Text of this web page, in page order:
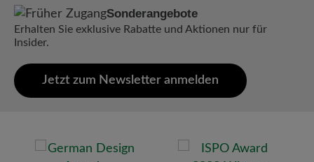
Sonderangebote
Erhalten Sie exklusive Rabatte und Aktionen nur für
Insider.
Jetzt zum Newsletter anmelden